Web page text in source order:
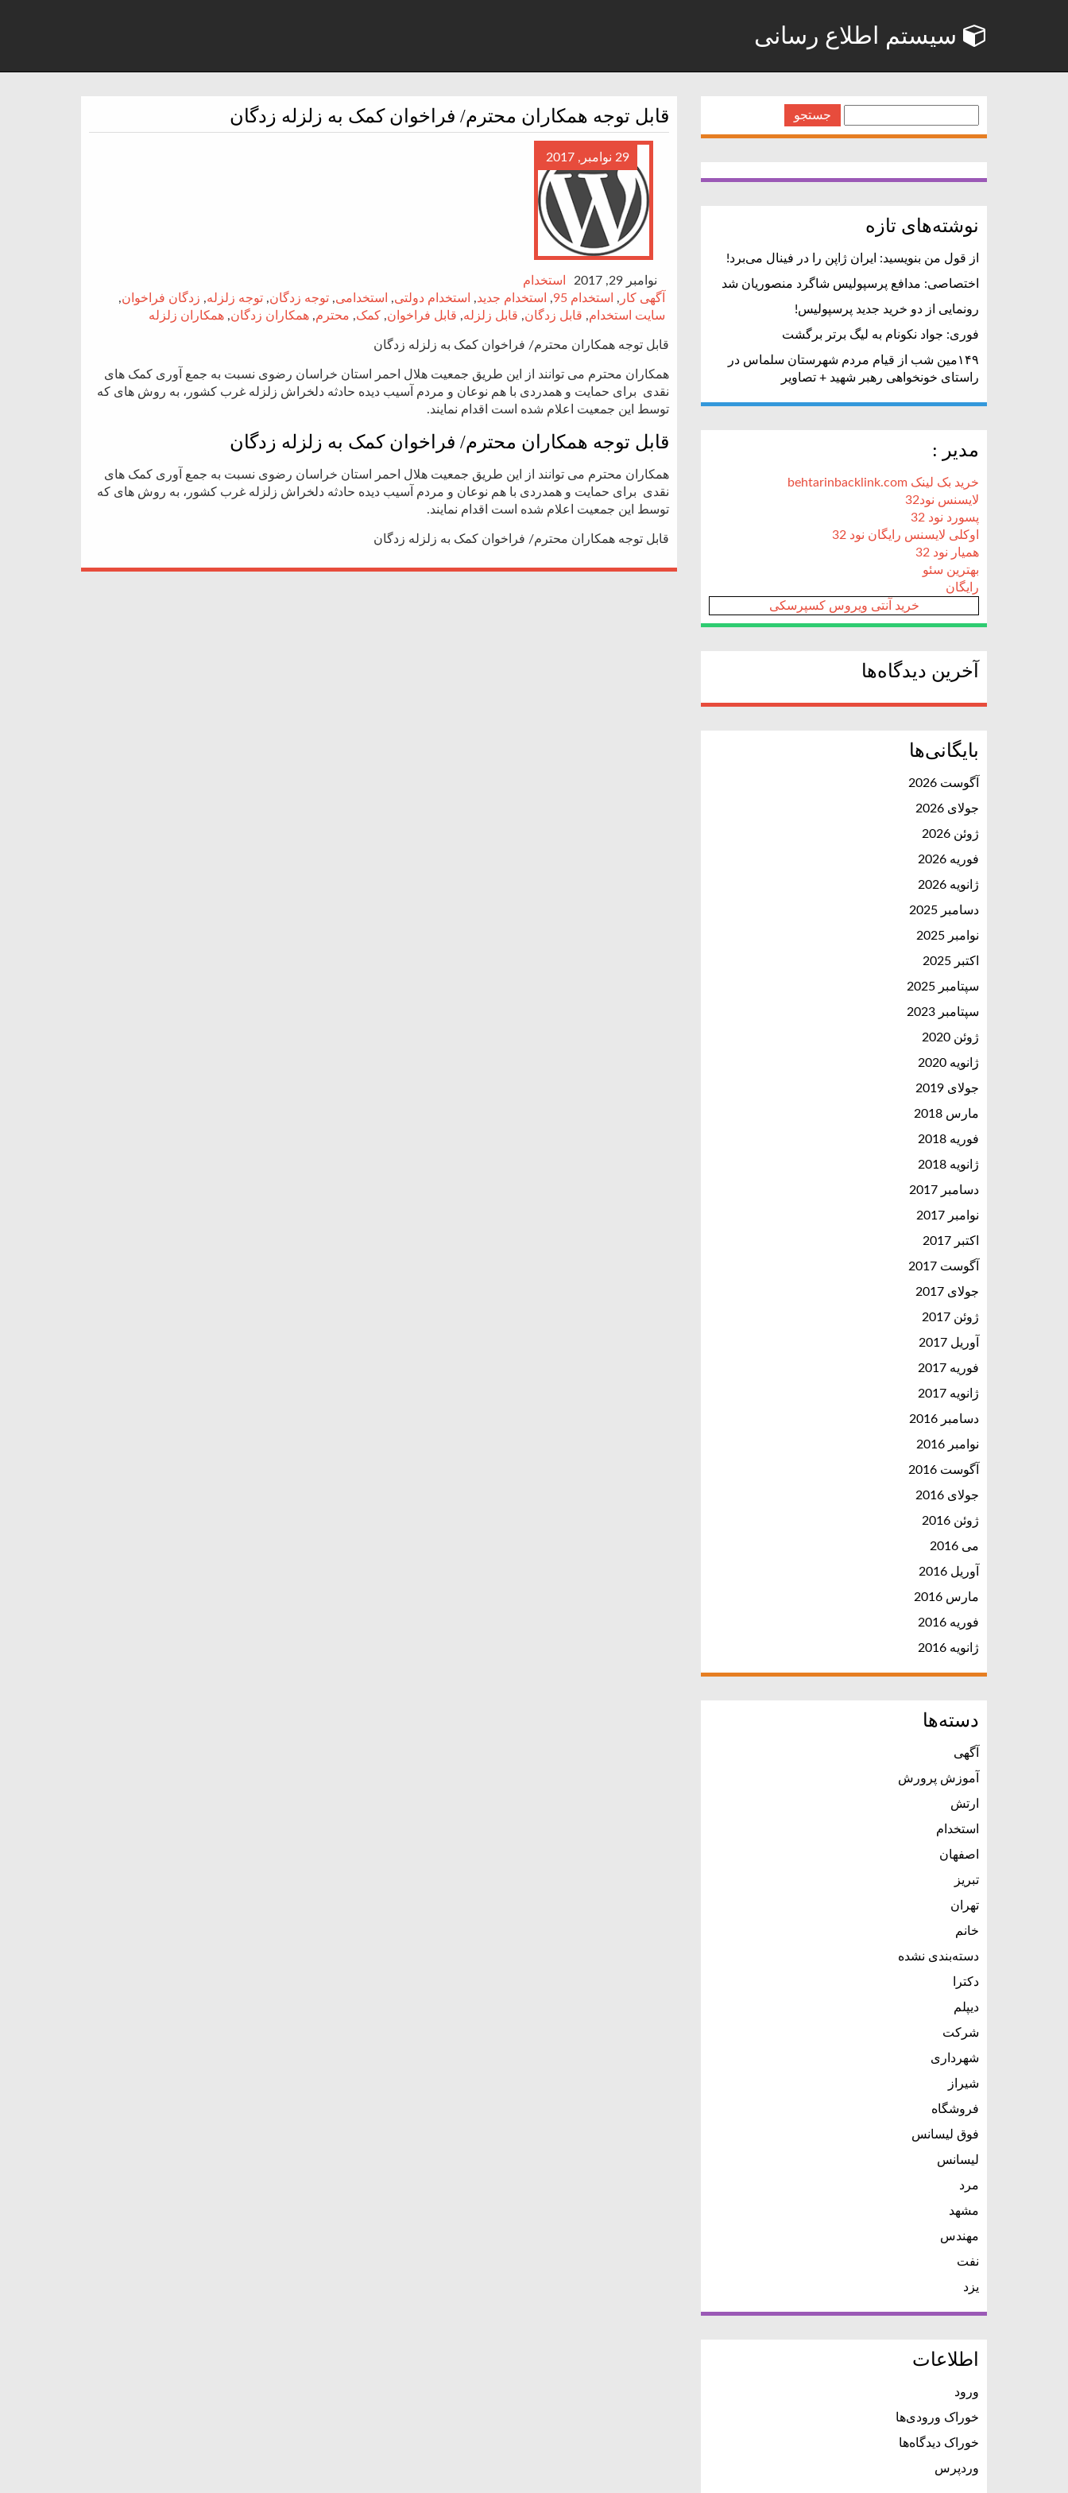
سیستم اطلاع رسانی
قابل توجه همکاران محترم/ فراخوان کمک به زلزله زدگان
29 نوامبر, 2017
نوامبر 29, 2017
استخدام
آگهی کار , استخدام 95 , استخدام جدید, استخدام دولتی, استخدامی, توجه زدگان, توجه زلزله, زدگان فراخوان,
سایت استخدام, قابل زدگان, قابل زلزله, قابل فراخوان, کمک, محترم, همکاران زدگان, همکاران زلزله
قابل توجه همکاران محترم/ فراخوان کمک به زلزله زدگان
همکاران محترم می توانند از این طریق جمعیت هلال احمر استان خراسان رضوی نسبت به جمع آوری کمک های
نقدی برای حمایت و همدردی با هم نوعان و مردم آسیب دیده حادثه دلخراش زلزله غرب کشور، به روش های که
توسط این جمعیت اعلام شده است اقدام نمایند.
قابل توجه همکاران محترم/ فراخوان کمک به زلزله زدگان
همکاران محترم می توانند از این طریق جمعیت هلال احمر استان خراسان رضوی نسبت به جمع آوری کمک های
نقدی برای حمایت و همدردی با هم نوعان و مردم آسیب دیده حادثه دلخراش زلزله غرب کشور، به روش های که
توسط این جمعیت اعلام شده است اقدام نمایند.
قابل توجه همکاران محترم/ فراخوان کمک به زلزله زدگان
نوشته‌های تازه
از قول من بنویسید: ایران ژاپن را در فینال می‌برد!
اختصاصی: مدافع پرسپولیس شاگرد منصوریان شد
رونمایی از دو خرید جدید پرسپولیس!
فوری: جواد نکونام به لیگ برتر برگشت
۱۴۹مین شب از قیام مردم شهرستان سلماس در
راستای خونخواهی رهبر شهید + تصاویر
مدیر :
خرید بک لینک behtarinbacklink.com
لایسنس نود32
پسورد نود 32
اوکلی لایسنس رایگان نود 32
همیار نود 32
بهترین سئو
رایگان
خرید آنتی ویروس کسپرسکی
آخرین دیدگاه‌ها
بایگانی‌ها
آگوست 2026
جولای 2026
ژوئن 2026
فوریه 2026
ژانویه 2026
دسامبر 2025
نوامبر 2025
اکتبر 2025
سپتامبر 2025
سپتامبر 2023
ژوئن 2020
ژانویه 2020
جولای 2019
مارس 2018
فوریه 2018
ژانویه 2018
دسامبر 2017
نوامبر 2017
اکتبر 2017
آگوست 2017
جولای 2017
ژوئن 2017
آوریل 2017
فوریه 2017
ژانویه 2017
دسامبر 2016
نوامبر 2016
آگوست 2016
جولای 2016
ژوئن 2016
می 2016
آوریل 2016
مارس 2016
فوریه 2016
ژانویه 2016
دسته‌ها
آگهی
آموزش پرورش
ارتش
استخدام
اصفهان
تبریز
تهران
خانم
دسته‌بندی نشده
دکترا
دیپلم
شرکت
شهرداری
شیراز
فروشگاه
فوق لیسانس
لیسانس
مرد
مشهد
مهندس
نفت
یزد
اطلاعات
ورود
خوراک ورودی‌ها
خوراک دیدگاه‌ها
وردپرس